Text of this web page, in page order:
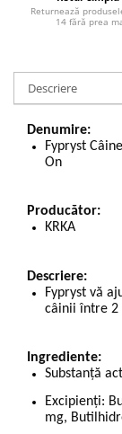
Returnează
14 fără prea
Descriere
Denumire:
Fypryst
On
Producător:
KRKA
Descriere:
Fypryst vă
câinii între 2
Ingrediente:
Substanță
Excipienți:
mg,